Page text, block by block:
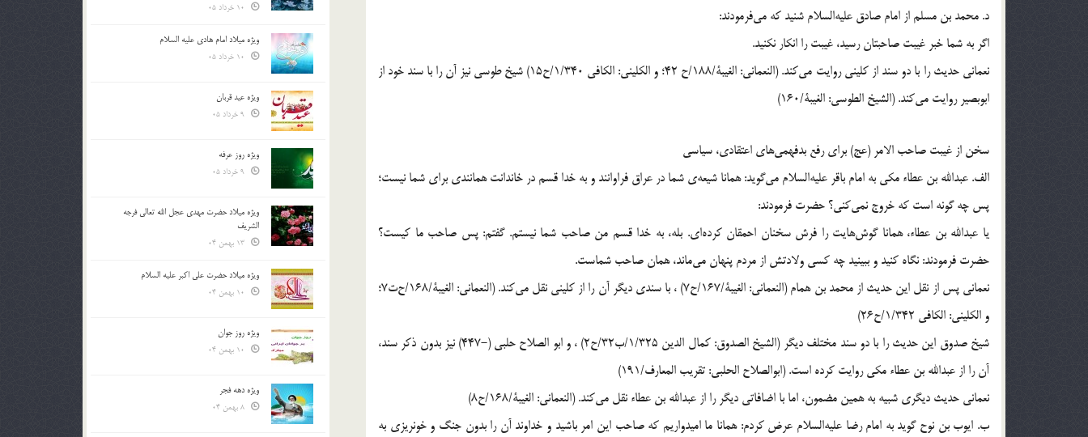
د. محمد بن مسلم از امام صادق علیه‌السلام شنید که می‌فرمودند:
اگر به شما خبر غیبت صاحبتان رسید، غیبت را انکار نکنید.
نعمانی حدیث را با دو سند از کلینی روایت می‌کند. (النعمانی: الغیبۀ/188/ح 42؛ و الکلینی: الکافی 1/340/ح15) شیخ طوسی نیز آن را با سند خود از
ابوبصیر روایت می‌کند. (الشیخ الطوسی: الغیبۀ/160)
سخن از غیبت صاحب الامر (عج) برای رفع بدفهمی‌های اعتقادی، سیاسی
الف. عبدالله بن عطاء مکی به امام باقر علیه‌السلام می‌گوید: همانا شیعه‌ی شما در عراق فراوانند و به خدا قسم در خاندانت همانندی برای شما نیست؛
پس چه گونه است که خروج نمی‌کنی؟ حضرت فرمودند:
یا عبدالله بن عطاء، همانا گوش‌هایت را فرش سخنان احمقان کرده‌ای. بله، به خدا قسم من صاحب شما نیستم. گفتم: پس صاحب ما کیست؟
حضرت فرمودند: نگاه کنید و ببینید چه کسی ولادتش از مردم پنهان می‌ماند، همان صاحب شماست.
نعمانی پس از نقل این حدیث از محمد بن همام (النعمانی: الغیبۀ/167/ح7) ، با سندی دیگر آن را از کلینی نقل می‌کند. (النعمانی: الغیبۀ/168/ح‌ت7؛
و الکلینی: الکافی 1/342/ح26)
شیخ صدوق این حدیث را با دو سند مختلف دیگر (الشیخ الصدوق: کمال الدین 1/325/ب32/ح2) ، و ابو الصلاح حلبی (-447) نیز بدون ذکر سند،
آن را از عبدالله بن عطاء مکی روایت کرده است. (ابوالصلاح الحلبی: تقریب المعارف/191)
نعمانی حدیث دیگری شبیه به همین مضمون، اما با اضافاتی دیگر را از عبدالله بن عطاء نقل می‌کند. (النعمانی: الغیبۀ/168/ح8)
ب. ایوب بن نوح گوید به امام رضا علیه‌السلام عرض کردم: همانا ما امیدواریم که صاحب این امر باشید و خداوند آن را بدون جنگ و خونریزی به
ویژه میلاد امام هادی علیه السلام
ویژه عید قربان
ویژه روز عرفه
ویژه میلاد حضرت مهدی عجل الله تعالی فرجه
الشريف
ویژه میلاد حضرت علی اکبر علیه السلام
ویژه روز جوان
ویژه دهه فجر